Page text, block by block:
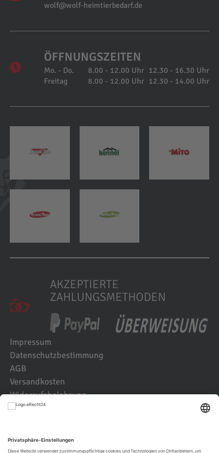
wolf@wolf-heimtierbedarf.de
ÖFFNUNGSZEITEN
Mo. - Do. 8.00 - 12.00 Uhr 12.30 - 16.30 Uhr
Freitag
8.00 - 12.00 Uhr 12.30 - 14.00 Uhr
AKZEPTIERTE
ZAHLUNGSMETHODEN
Impressum
Datenschutzbestimmung
AGB
Versandkosten
Widerrufsbelehrung
Kundenbewertungen